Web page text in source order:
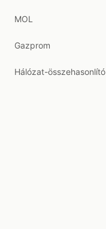
MOL
Gazprom
Hálózat-összehasonlító